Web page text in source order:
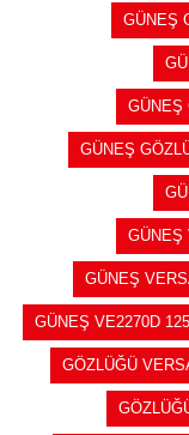
GÜNEŞ
GÜNEŞ
GÜNEŞ
GÜNEŞ
GÜNEŞ
GÜNEŞ VE2270D
GÖZLÜĞÜ